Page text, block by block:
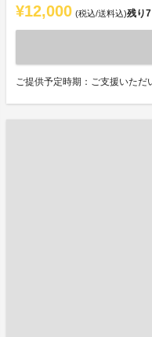
¥12,000 (税込/送料込)残り7
ご提供予定時期：ご支援いただ